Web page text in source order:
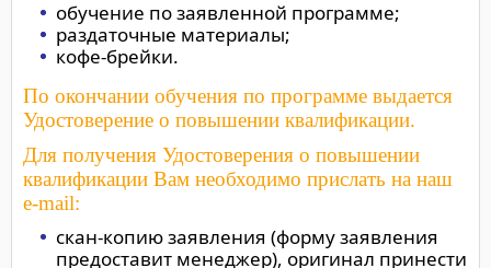
обучение по заявленной программе;
раздаточные материалы;
кофе-брейки.
По окончании обучения по программе выдается
Удостоверение о повышении квалификации.
Для получения Удостоверения о повышении
квалификации Вам необходимо прислать на наш
e-mail:
скан-копию заявления (форму заявления
предоставит менеджер), оригинал принести